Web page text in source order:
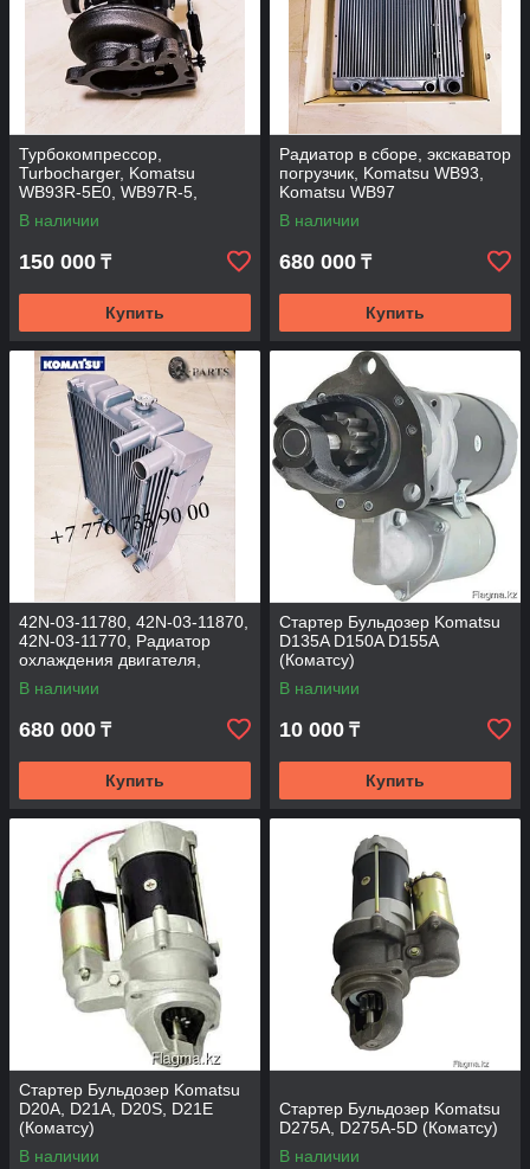
Турбокомпрессор,
Turbocharger, Komatsu
WB93R-5E0, WB97R-5,
WB93S-5E0.
В наличии
150 000 ₸
Купить
Радиатор в сборе, экскаватор
погрузчик, Komatsu WB93,
Komatsu WB97
В наличии
680 000 ₸
Купить
42N-03-11780, 42N-03-11870,
42N-03-11770, Радиатор
охлаждения двигателя,
Komatsu WB93, WB97.
В наличии
680 000 ₸
Купить
Стартер Бульдозер Komatsu
D135A D150A D155A
(Коматсу)
В наличии
10 000 ₸
Купить
Стартер Бульдозер Komatsu
D20A, D21A, D20S, D21E
(Коматсу)
В наличии
Стартер Бульдозер Komatsu
D275A, D275A-5D (Коматсу)
В наличии